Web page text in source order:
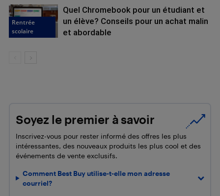
Rentrée
scolaire
Quel Chromebook pour un étudiant et
un élève? Conseils pour un achat malin
et abordable
Soyez le premier à savoir
Inscrivez-vous pour rester informé des offres les plus
intéressantes, des nouveaux produits les plus cool et des
événements de vente exclusifs.
Comment Best Buy utilise-t-elle mon adresse
courriel?